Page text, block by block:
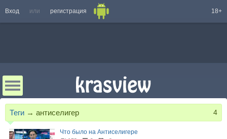
Вход или регистрация 18+
Теги → антиселигер 4
Что было на Антиселигере